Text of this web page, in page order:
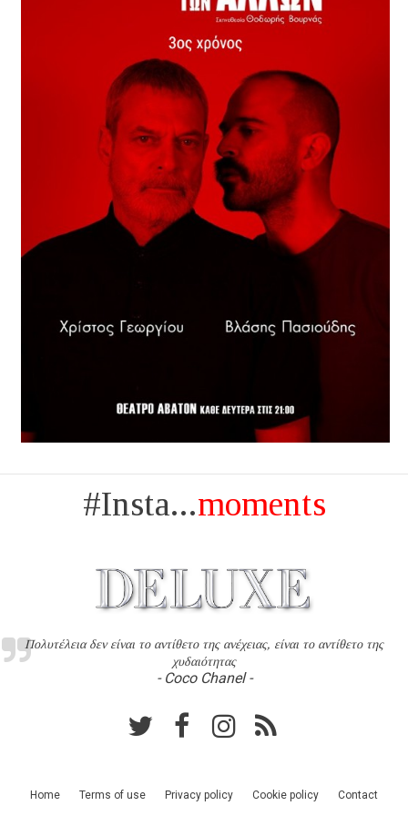
#Insta...moments
Πολυτέλεια δεν είναι το αντίθετο της ανέχειας, είναι το αντίθετο της
χυδαιότητας
- Coco Chanel -
Home Terms of use Privacy policy Cookie policy Contact